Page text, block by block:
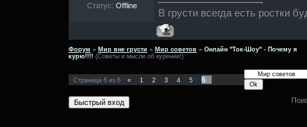
Статус: Offline
В грусти всегда есть ростки
Форум » Мир вне грусти » Мир советов » Онлайн "Ток-Шоу" - Почему я
курю!!!! (Советы и мысли об курении!)
Страница 6 из 6 « 1 2 3 4 5 6